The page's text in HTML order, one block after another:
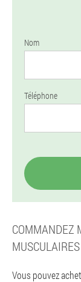
Nom
Téléphone
COMMANDEZ
Vous pouvez